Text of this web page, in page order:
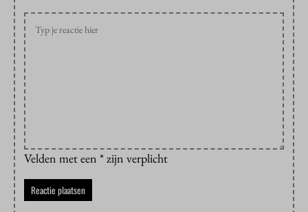
Velden met een * zijn verplicht